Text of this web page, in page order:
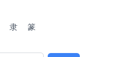
隶 篆